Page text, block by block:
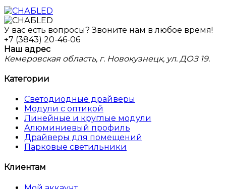
У вас есть вопросы? Звоните нам в любое время!
+7 (3843) 20-46-06
Наш адрес
Кемеровская область, г. Новокузнецк, ул. ДОЗ 19.
Категории
Светодиодные драйверы
Модули с оптикой
Линейные и круглые модули
Алюминиевый профиль
Драйверы для помещений
Парковые светильники
Клиентам